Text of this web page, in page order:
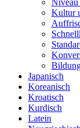
Kultur
Japanisch
Koreanisch
Kroatisch
Kurdisch
Latein